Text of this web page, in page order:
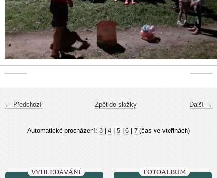
← Předchozí Další →
Zpět do složky
Automatické procházení: 3 4 5 6 7 (čas ve vteřinách)
VYHLEDÁVÁNÍ FOTOALBUM